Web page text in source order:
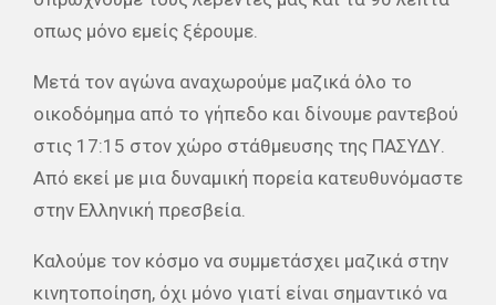
οπως μόνο εμείς ξέρουμε.
Μετά τον αγώνα αναχωρούμε μαζικά όλο το
οικοδόμημα από το γήπεδο και δίνουμε ραντεβού
στις 17:15 στον χώρο στάθμευσης της ΠΑΣΥΔΥ.
Από εκεί με μια δυναμική πορεία κατευθυνόμαστε
στην Ελληνική πρεσβεία.
Καλούμε τον κόσμο να συμμετάσχει μαζικά στην
κινητοποίηση, όχι μόνο γιατί είναι σημαντικό να